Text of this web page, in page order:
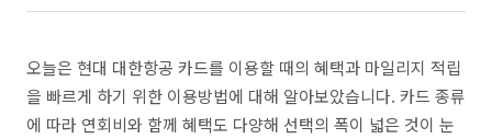
오늘은 현대 대한항공 카드를 이용할 때의 혜택과 마일리지 적립
을 빠르게 하기 위한 이용방법에 대해 알아보았습니다. 카드 종류
에 따라 연회비와 함께 혜택도 다양해 선택의 폭이 넓은 것이 눈